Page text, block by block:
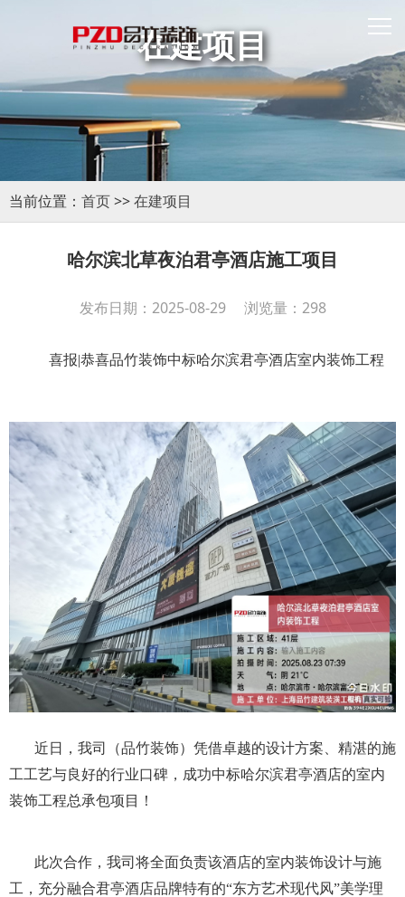
在建项目
当前位置： 首页>>在建项目
哈尔滨北草夜泊君亭酒店施工项目
发布日期：2025-08-29 浏览量：298
喜报|恭喜品竹装饰中标哈尔滨君亭酒店室内装饰工程
近日，我司（品竹装饰）凭借卓越的设计方案、精湛的施
工工艺与良好的行业口碑，成功中标哈尔滨君亭酒店的室内
装饰工程总承包项目！
此次合作，我司将全面负责该酒店的室内装饰设计与施
工，充分融合君亭酒店品牌特有的“东方艺术现代风”美学理